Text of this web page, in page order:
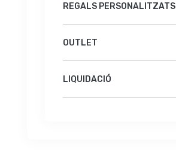
REGALS PERSONALITZATS
OUTLET
LIQUIDACIÓ